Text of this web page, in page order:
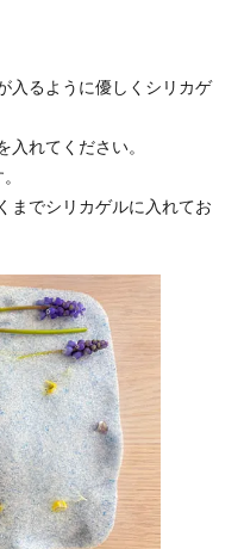
入るように優しくシリカゲ
れてください。
までシリカゲルに入れてお